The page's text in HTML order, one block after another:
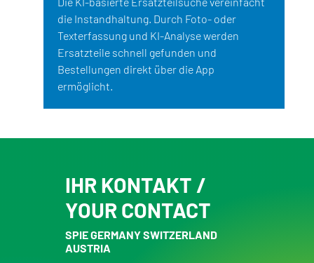
die Instandhaltung. Durch Foto- oder
Texterfassung und KI-Analyse werden
Ersatzteile schnell gefunden und
Bestellungen direkt über die App
ermöglicht.
IHR KONTAKT /
YOUR CONTACT
SPIE GERMANY SWITZERLAND
AUSTRIA